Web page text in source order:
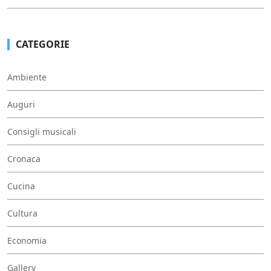
CATEGORIE
Ambiente
Auguri
Consigli musicali
Cronaca
Cucina
Cultura
Economia
Gallery